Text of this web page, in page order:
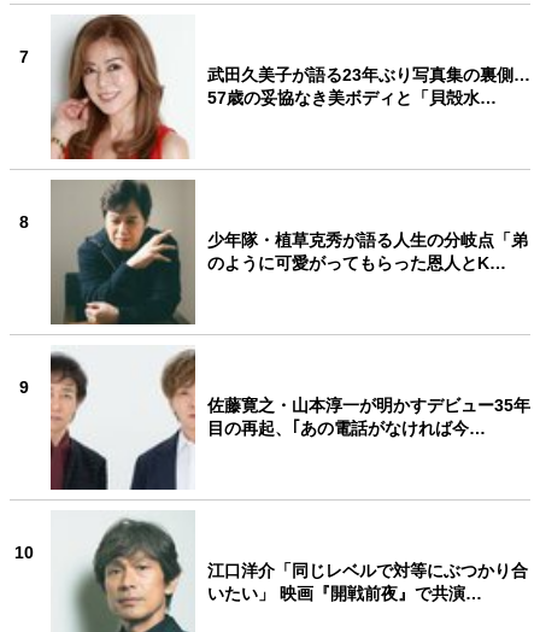
7
武田久美子が語る23年ぶり写真集の裏側…
57歳の妥協なき美ボディと「貝殻水…
8
少年隊・植草克秀が語る人生の分岐点「弟
のように可愛がってもらった恩人とK…
9
佐藤寛之・山本淳一が明かすデビュー35年
目の再起、｢あの電話がなければ今…
10
江口洋介「同じレベルで対等にぶつかり合
いたい」 映画『開戦前夜』で共演…